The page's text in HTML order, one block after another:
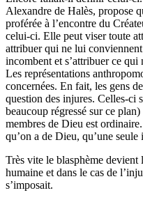
Alexandre de Halès, propose
proférée à l’encontre du
celui-ci. Elle peut viser toute
attribuer qui ne lui
incombent et s’attribuer ce qui
Les représentations
concernées. En fait, les gens
question des injures. Celles-ci
beaucoup régressé sur ce
membres de Dieu est
qu’on a de Dieu, qu’une
Très vite le blasphème devient
humaine et dans le cas de
s’imposait.